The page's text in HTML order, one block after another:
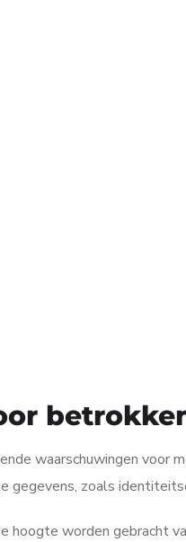
waarschuwingen voor
gegevens, zoals
worden gebracht